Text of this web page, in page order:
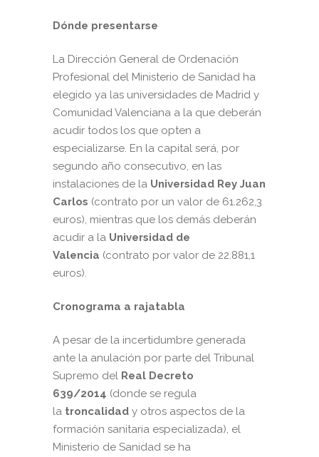
Dónde presentarse
La Dirección General de Ordenación
Profesional del Ministerio de Sanidad ha
elegido ya las universidades de Madrid y
Comunidad Valenciana a la que deberán
acudir todos los que opten a
especializarse. En la capital será, por
segundo año consecutivo, en las
instalaciones de la Universidad Rey Juan
Carlos (contrato por un valor de 61.262,3
euros), mientras que los demás deberán
acudir a la Universidad de
Valencia (contrato por valor de 22.881,1
euros).
Cronograma a rajatabla
A pesar de la incertidumbre generada
ante la anulación por parte del Tribunal
Supremo del Real Decreto
639/2014 (donde se regula
la troncalidad y otros aspectos de la
formación sanitaria especializada), el
Ministerio de Sanidad se ha